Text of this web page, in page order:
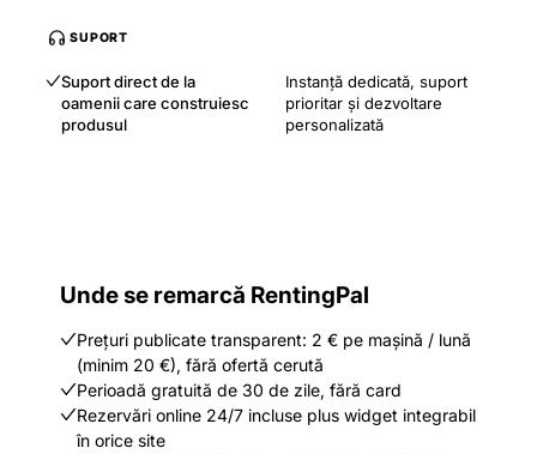
SUPORT
Suport direct de la
oamenii care construiesc
produsul
Instanță dedicată, suport
prioritar și dezvoltare
personalizată
Unde se remarcă RentingPal
Prețuri publicate transparent: 2 € pe mașină / lună
(minim 20 €), fără ofertă cerută
Perioadă gratuită de 30 de zile, fără card
Rezervări online 24/7 incluse plus widget integrabil
în orice site